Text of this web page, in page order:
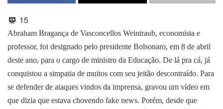
15
Abraham Bragança de Vasconcellos Weintraub, economista e
professor, foi designado pelo presidente Bolsonaro, em 8 de abril
deste ano, para o cargo de ministro da Educação. De lá pra cá, já
conquistou a simpatia de muitos com seu jeitão descontraído. Para
se defender de ataques vindos da imprensa, gravou um vídeo em
que dizia que estava chovendo fake news. Porém, desde que